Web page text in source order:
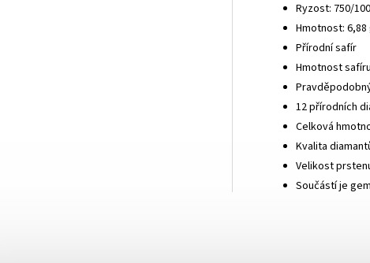
Ryzost: 750/
Hmotnost: 6,88
Přírodní safír
Hmotnost
12 přírodních
Celková
Kvalita
Velikost
Součástí je